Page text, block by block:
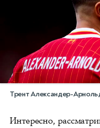
Трент Александер-
Интересно,